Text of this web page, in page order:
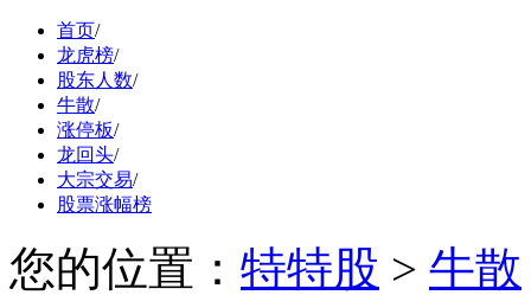
首页/
龙虎榜/
股东人数/
牛散/
涨停板/
龙回头/
大宗交易/
股票涨幅榜
您的位置： 特特股 > 牛散